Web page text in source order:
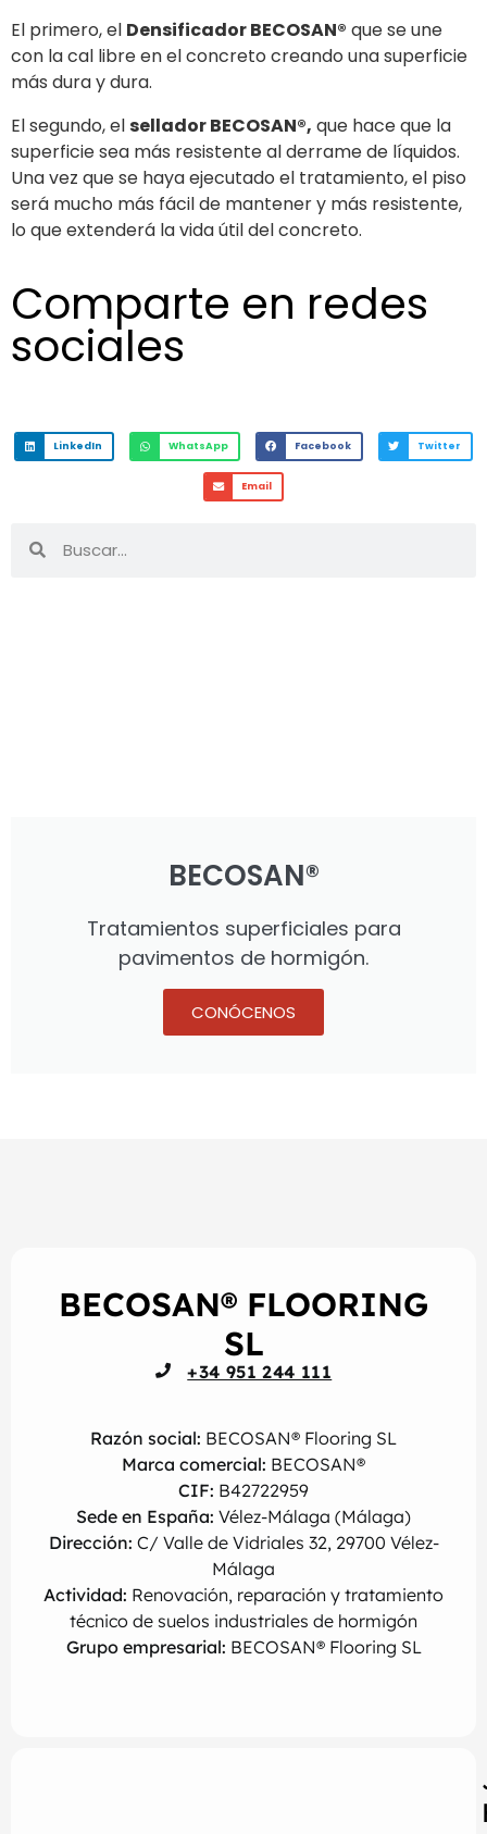
El primero, el Densificador BECOSAN® que se une
con la cal libre en el concreto creando una superficie
más dura y dura.
El segundo, elsellador BECOSAN®, que hace que la
superficie sea más resistente al derrame de líquidos.
Una vez que se haya ejecutado el tratamiento, el piso
será mucho más fácil de mantener y más resistente,
lo que extenderá la vida útil del concreto.
Comparte en redes
sociales
LinkedIn WhatsApp Facebook Twitter
Email
BECOSAN®
Tratamientos superficiales para
pavimentos de hormigón.
CONÓCENOS
BECOSAN® FLOORING
SL
+34 951 244 111
Razón social: BECOSAN® Flooring SL
Marca comercial: BECOSAN®
CIF: B42722959
Sede en España: Vélez-Málaga (Málaga)
Dirección: C/ Valle de Vidriales 32, 29700 Vélez-
Málaga
Actividad: Renovación, reparación y tratamiento
técnico de suelos industriales de hormigón
Grupo empresarial: BECOSAN® Flooring SL